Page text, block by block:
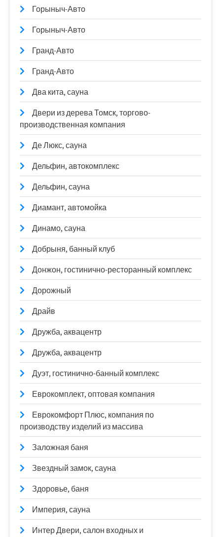
Горыныч-Авто
Горыныч-Авто
Гранд-Авто
Гранд-Авто
Два кита, сауна
Двери из дерева Томск, торгово-
производственная компания
Де Люкс, сауна
Дельфин, автокомплекс
Дельфин, сауна
Диамант, автомойка
Динамо, сауна
Добрыня, банный клуб
Донжон, гостинично-ресторанный комплекс
Дорожный
Драйв
Дружба, аквацентр
Дружба, аквацентр
Дуэт, гостинично-банный комплекс
Еврокомплект, оптовая компания
Еврокомфорт Плюс, компания по
производству изделий из массива
Заложная баня
Звездный замок, сауна
Здоровье, баня
Империя, сауна
Интер Двери, салон входных и